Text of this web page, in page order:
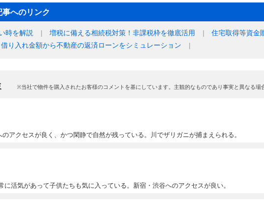
へのリンク
時を解説 増税に備える相続税対策！非課税枠を徹底活用
住宅取得等資金
借り入れ金額から不動産の返済ローンをシミュレーション
※当社で物件を購入されたお客様のコメントを基にしています。主観的なものであり事実と異なる場
アクセスが良く、かつ閑静で自然が残っている。川でザリガニが捕まえられる。
に活気があって子供たちも気に入っている。新宿・渋谷へのアクセスが良い。